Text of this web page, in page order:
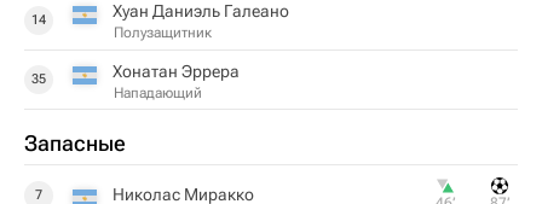
14 Хуан Даниэль Галеано
Полузащитник
35 Хонатан Эррера
Нападающий
Запасные
7 Николас Миракко